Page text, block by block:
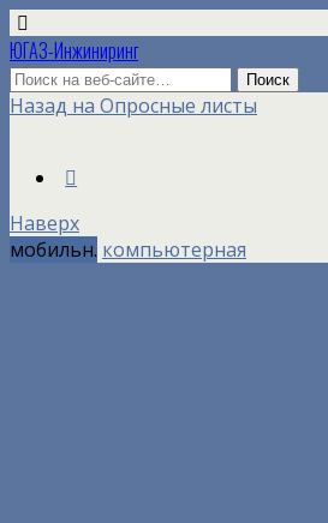
ЮГАЗ-Инжиниринг
Назад на Опросные листы
Наверх
мобильн. компьютерная